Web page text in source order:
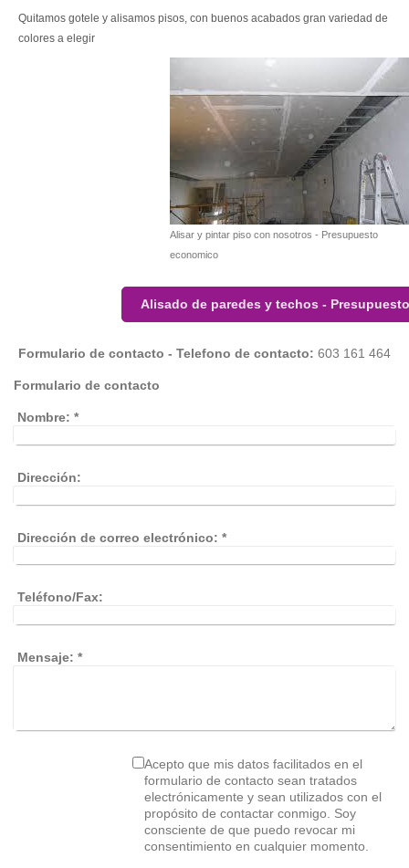
Quitamos gotele y alisamos pisos, con buenos acabados gran variedad de
colores a elegir
Alisar y pintar piso con nosotros - Presupuesto
economico
Alisado de paredes y techos -
Formulario de contacto - Telefono de contacto: 603 161 464
Formulario de contacto
Nombre: *
Dirección:
Dirección de correo electrónico: *
Teléfono/Fax:
Mensaje: *
Acepto que mis datos facilitados en el
formulario de contacto sean tratados
electrónicamente y sean utilizados con el
propósito de contactar conmigo. Soy
consciente de que puedo revocar mi
consentimiento en cualquier momento.